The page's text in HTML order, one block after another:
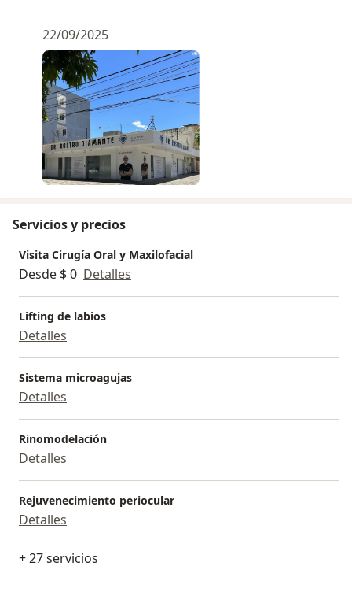
22/09/2025
Servicios y precios
Visita Cirugía Oral y Maxilofacial
Desde $ 0 Detalles
Lifting de labios
Detalles
Sistema microagujas
Detalles
Rinomodelación
Detalles
Rejuvenecimiento periocular
Detalles
+ 27 servicios